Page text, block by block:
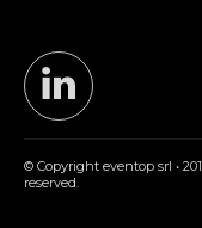
© Copyright eventop srl •
reserved.